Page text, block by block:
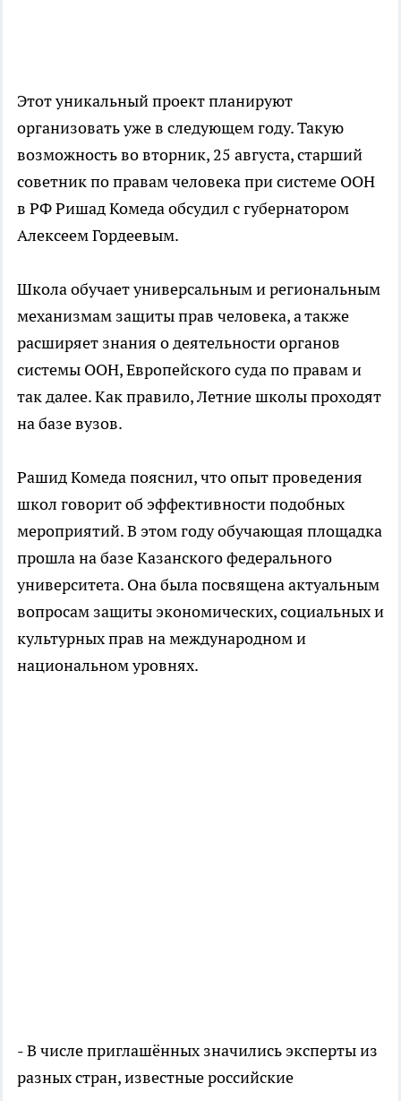
Этот уникальный проект планируют
организовать уже в следующем году. Такую
возможность во вторник, 25 августа, старший
советник по правам человека при системе ООН
в РФ Ришад Комеда обсудил с губернатором
Алексеем Гордеевым.
Школа обучает универсальным и региональным
механизмам защиты прав человека, а также
расширяет знания о деятельности органов
системы ООН, Европейского суда по правам и
так далее. Как правило, Летние школы проходят
на базе вузов.
Рашид Комеда пояснил, что опыт проведения
школ говорит об эффективности подобных
мероприятий. В этом году обучающая площадка
прошла на базе Казанского федерального
университета. Она была посвящена актуальным
вопросам защиты экономических, социальных и
культурных прав на международном и
национальном уровнях.
- В числе приглашённых значились эксперты из
разных стран, известные российские